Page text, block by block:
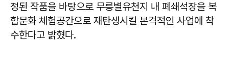
정된 작품을 바탕으로 무릉별유천지 내 폐쇄석장을 복
합문화 체험공간으로 재탄생시킬 본격적인 사업에 착
수한다고 밝혔다.